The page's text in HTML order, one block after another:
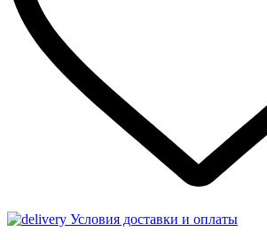
Условия доставки и оплаты